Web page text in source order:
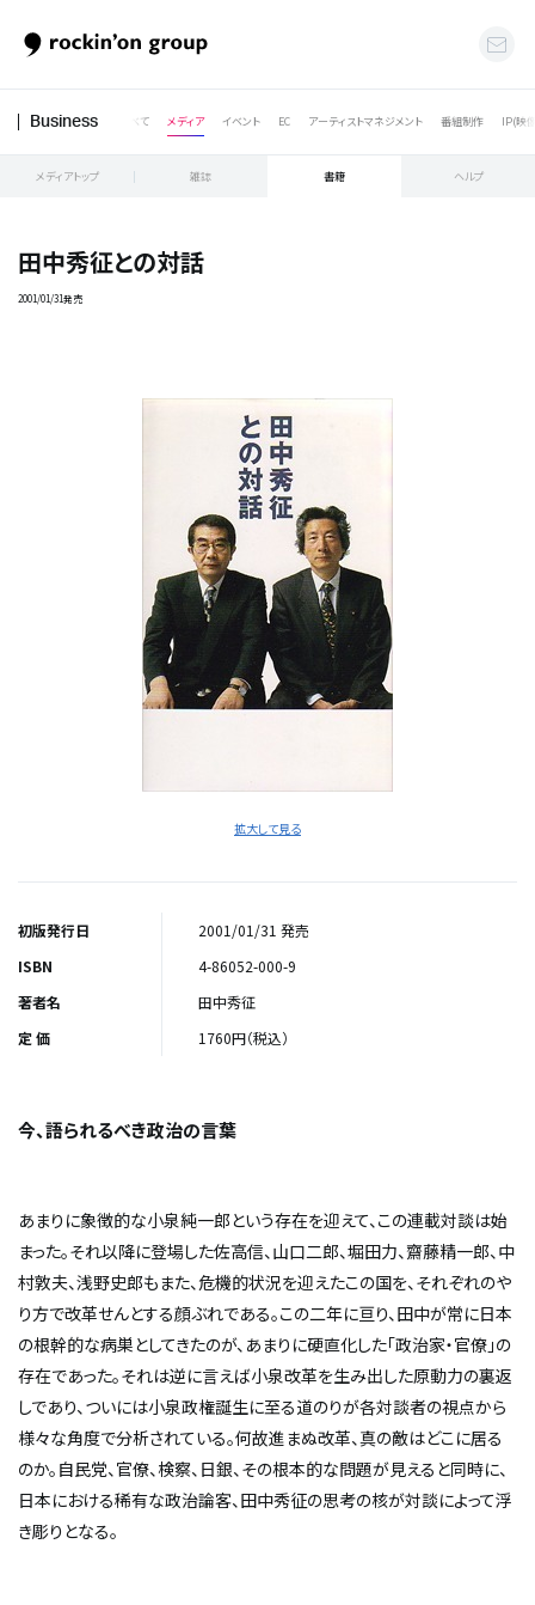
Business すべて メディア イベント EC アーティストマネジメント 番組制作 IP(映
メディアトップ 雑誌 書籍 ヘルプ
田中秀征との対話
2001/01/31発売
拡大して見る
初版発行日
2001/01/31 発売
ISBN
4-86052-000-9
著者名
田中秀征
定 価
1760円（税込）
今、語られるべき政治の言葉
あまりに象徴的な小泉純一郎という存在を迎えて、この連載対談は始
まった。それ以降に登場した佐高信、山口二郎、堀田力、齋藤精一郎、中
村敦夫、浅野史郎もまた、危機的状況を迎えたこの国を、それぞれのや
り方で改革せんとする顔ぶれである。この二年に亘り、田中が常に日本
の根幹的な病巣としてきたのが、あまりに硬直化した「政治家・官僚」の
存在であった。それは逆に言えば小泉改革を生み出した原動力の裏返
しであり、ついには小泉政権誕生に至る道のりが各対談者の視点から
様々な角度で分析されている。何故進まぬ改革、真の敵はどこに居る
のか。自民党、官僚、検察、日銀、その根本的な問題が見えると同時に、
日本における稀有な政治論客、田中秀征の思考の核が対談によって浮
き彫りとなる。